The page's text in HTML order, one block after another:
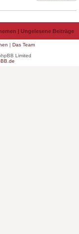
| Ungelesene Beiträge
| Das Team
Limited